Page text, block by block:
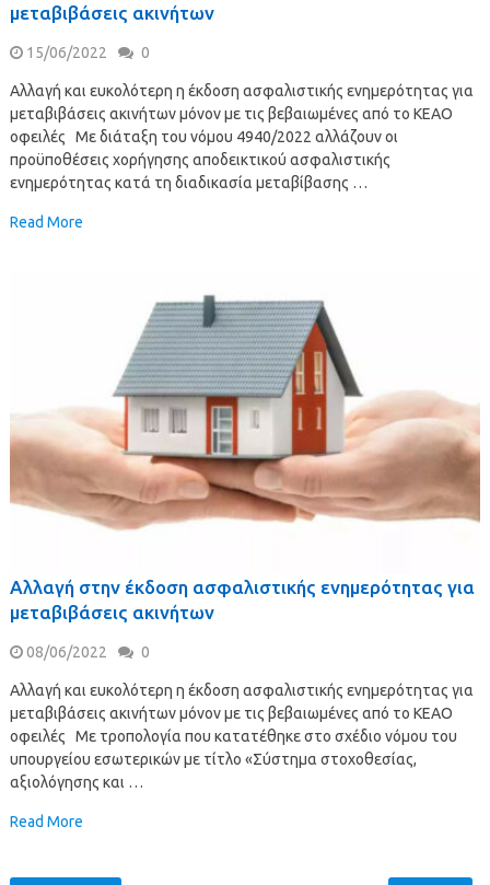
μεταβιβάσεις ακινήτων
15/06/2022 0
Αλλαγή και ευκολότερη η έκδοση ασφαλιστικής ενημερότητας για
μεταβιβάσεις ακινήτων μόνον με τις βεβαιωμένες από το ΚΕΑΟ
οφειλές Με διάταξη του νόμου 4940/2022 αλλάζουν οι
προϋποθέσεις χορήγησης αποδεικτικού ασφαλιστικής
ενημερότητας κατά τη διαδικασία μεταβίβασης …
Read More
Αλλαγή στην έκδοση ασφαλιστικής ενημερότητας για
μεταβιβάσεις ακινήτων
08/06/2022 0
Αλλαγή και ευκολότερη η έκδοση ασφαλιστικής ενημερότητας για
μεταβιβάσεις ακινήτων μόνον με τις βεβαιωμένες από το ΚΕΑΟ
οφειλές Με τροπολογία που κατατέθηκε στο σχέδιο νόμου του
υπουργείου εσωτερικών με τίτλο «Σύστημα στοχοθεσίας,
αξιολόγησης και …
Read More